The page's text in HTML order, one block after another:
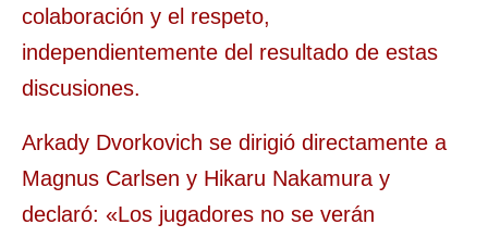
colaboración y el respeto,
independientemente del resultado de estas
discusiones.
Arkady Dvorkovich se dirigió directamente a
Magnus Carlsen y Hikaru Nakamura y
declaró: «Los jugadores no se verán